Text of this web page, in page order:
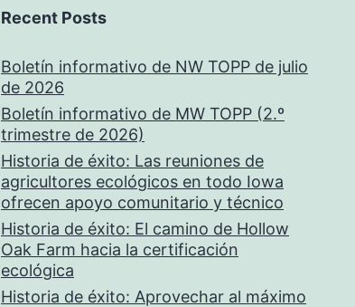
Recent Posts
Boletín informativo de NW TOPP de julio
de 2026
Boletín informativo de MW TOPP (2.º
trimestre de 2026)
Historia de éxito: Las reuniones de
agricultores ecológicos en todo Iowa
ofrecen apoyo comunitario y técnico
Historia de éxito: El camino de Hollow
Oak Farm hacia la certificación
ecológica
Historia de éxito: Aprovechar al máximo